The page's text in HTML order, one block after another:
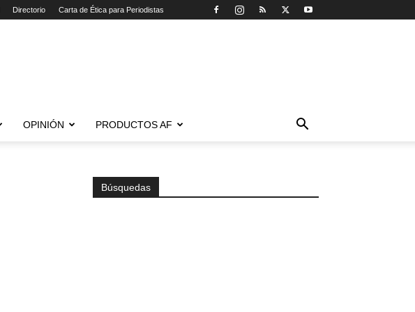
Directorio Carta de Ética para Periodistas
OPINIÓN PRODUCTOS AF
Búsquedas